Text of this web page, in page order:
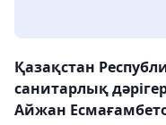
Қазақстан
санитарлық
Айжан